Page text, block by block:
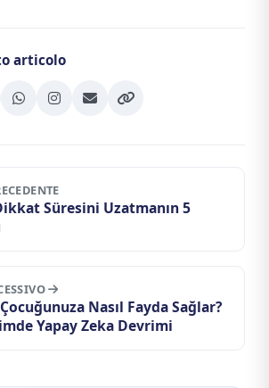
articolo
Süresini Uzatmanın 5
Nasıl Fayda Sağlar?
Yapay Zeka Devrimi